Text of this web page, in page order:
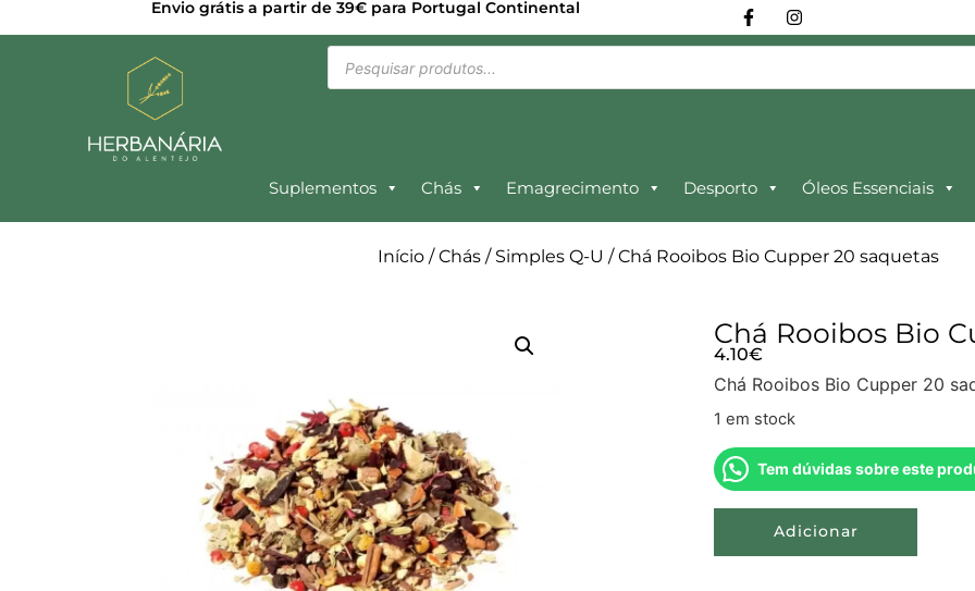
Envio grátis a partir de 39€ para Portugal Continental
Suplementos Chás Emagrecimento Desporto Óleos Essenciais
Início/Chás/ Simples Q-U / Chá Rooibos Bio Cupper 20 saquetas
Chá Rooibos Bio
4.10€
Chá Rooibos Bio Cupper 20
1 em stock
Tem dúvidas sobre este
Adicionar